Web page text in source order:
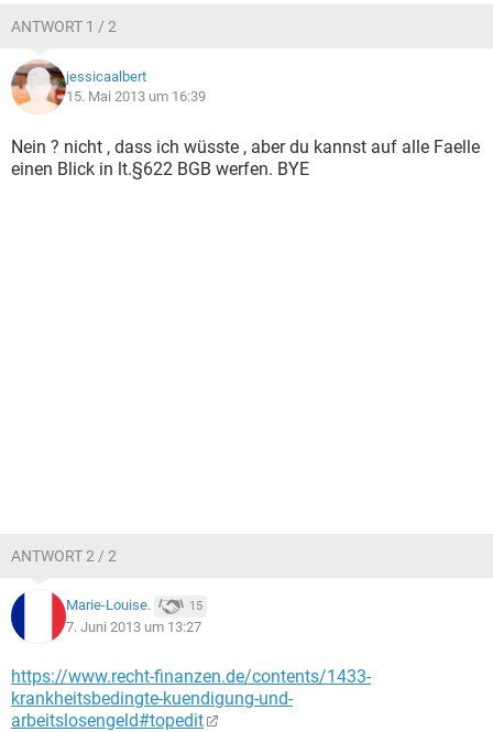
ANTWORT 1 / 2
jessicaalbert
15. Mai 2013 um 16:39
Nein ? nicht , dass ich wüsste , aber du kannst auf alle Faelle
einen Blick in lt.§622 BGB werfen. BYE
ANTWORT 2 / 2
Marie-Louise. 15
7. Juni 2013 um 13:27
https://www.recht-finanzen.de/contents/1433-
krankheitsbedingte-kuendigung-und-
arbeitslosengeld#topedit